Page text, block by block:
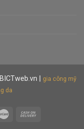
gia công mỹ
da